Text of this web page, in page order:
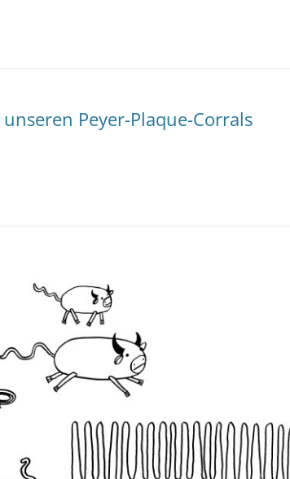
Peyer-Plaque-Corrals